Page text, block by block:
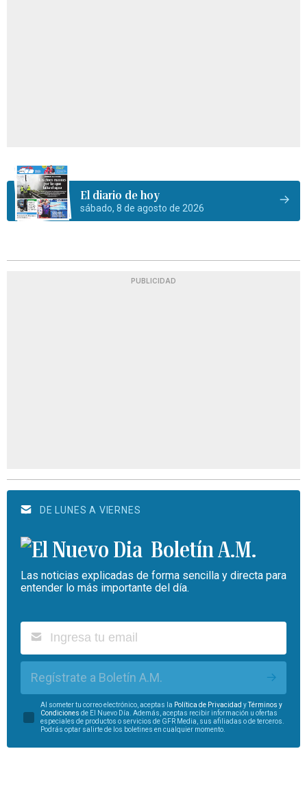
El diario de hoy
sábado, 8 de agosto de 2026
PUBLICIDAD
DE LUNES A VIERNES
Boletín A.M.
Las noticias explicadas de forma sencilla y directa para
entender lo más importante del día.
Regístrate a Boletín A.M.
Al someter tu correo electrónico, aceptas la Política de Privacidad yTérminos y
Condiciones de El Nuevo Día. Además, aceptas recibir información u ofertas
especiales de productos o servicios de GFR Media, sus afiliadas o de terceros.
Podrás optar salirte de los boletines en cualquier momento.